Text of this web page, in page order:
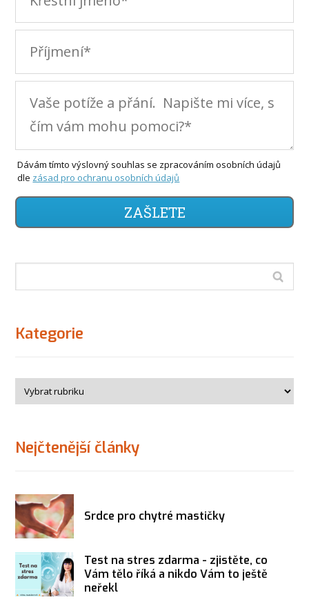
Dávám tímto výslovný souhlas se zpracováním osobních údajů
dle zásad pro ochranu osobních údajů
ZAŠLETE
Kategorie
Nejčtenější články
Srdce pro chytré mastičky
Test na stres zdarma - zjistěte, co
Vám tělo říká a nikdo Vám to ještě
neřekl